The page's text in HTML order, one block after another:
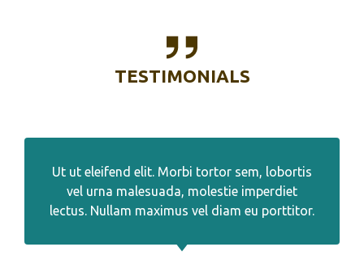
TESTIMONIALS
Ut ut eleifend elit. Morbi tortor sem, lobortis
vel urna malesuada, molestie imperdiet
lectus. Nullam maximus vel diam eu porttitor.